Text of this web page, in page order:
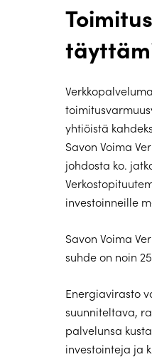
yhtiöistä
Savon Voima
johdosta ko.
investoinneille
Savon Voima
suhde on noin
Energiavirasto
suunniteltava,
palvelunsa
investointeja ja